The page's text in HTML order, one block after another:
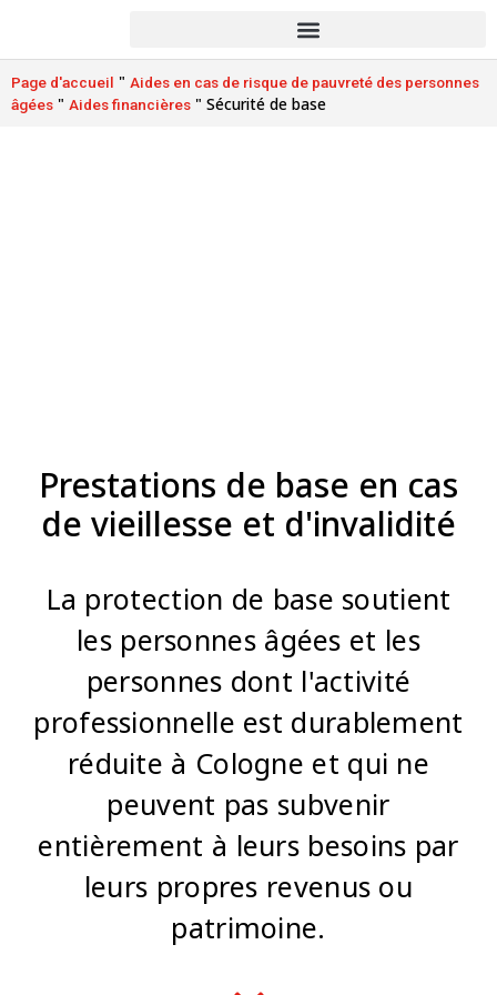
Page d'accueil " Aides en cas de risque de pauvreté des personnes
âgées " Aides financières " Sécurité de base
Prestations de base en cas
de vieillesse et d'invalidité
La protection de base soutient
les personnes âgées et les
personnes dont l'activité
professionnelle est durablement
réduite à Cologne et qui ne
peuvent pas subvenir
entièrement à leurs besoins par
leurs propres revenus ou
patrimoine.